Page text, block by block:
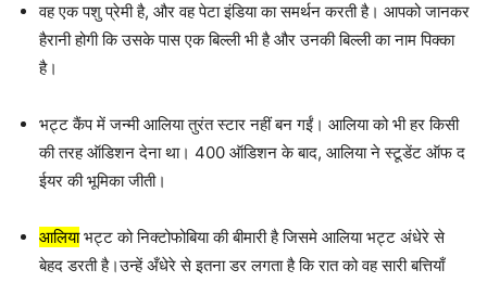
वह एक पशु प्रेमी है, और वह पेटा इंडिया का समर्थन करती है। आपको जानकर
हैरानी होगी कि उसके पास एक बिल्ली भी है और उनकी बिल्ली का नाम पिक्का
है।
भट्ट कैंप में जन्मी आलिया तुरंत स्टार नहीं बन गईं। आलिया को भी हर किसी
की तरह ऑडिशन देना था। 400 ऑडिशन के बाद, आलिया ने स्टूडेंट ऑफ द
ईयर की भूमिका जीती।
आलियाभट्ट को निक्टोफोबिया की बीमारी है जिसमे आलिया भट्ट अंधेरे से
बेहद डरती है।उन्हें अँधेरे से इतना डर ​​लगता है कि रात को वह सारी बत्तियाँ